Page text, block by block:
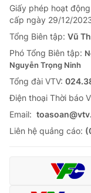
Giấy phép hoạt
cấp ngày 29/12/
Tổng Biên tập: Vũ
Phó Tổng Biên tập:
Nguyễn Trọng Ninh
Tổng đài VTV:
Ðiện thoại Thời báo
Email:
Liên hệ quảng cáo: